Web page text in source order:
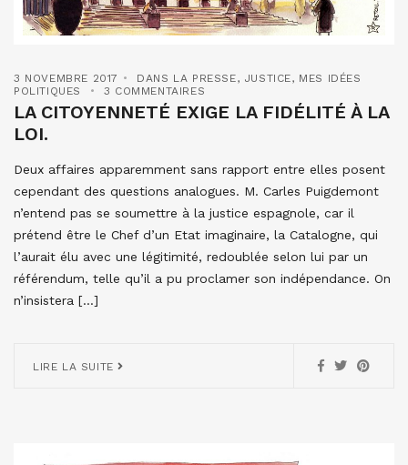
3 NOVEMBRE 2017 DANS LA PRESSE, JUSTICE, MES IDÉES
POLITIQUES
3 COMMENTAIRES
LA CITOYENNETÉ EXIGE LA FIDÉLITÉ À LA
LOI.
Deux affaires apparemment sans rapport entre elles posent
cependant des questions analogues. M. Carles Puigdemont
n’entend pas se soumettre à la justice espagnole, car il
prétend être le Chef d’un Etat imaginaire, la Catalogne, qui
l’aurait élu avec une légitimité, redoublée selon lui par un
référendum, telle qu’il a pu proclamer son indépendance. On
n’insistera […]
LIRE LA SUITE